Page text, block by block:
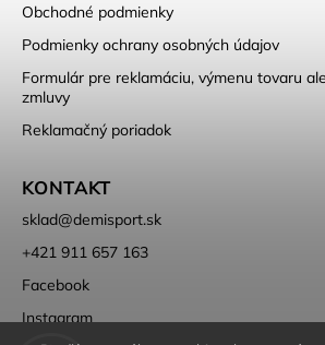
Obchodné podmienky
Podmienky ochrany osobných údajov
Formulár pre reklamáciu, výmenu tovaru
zmluvy
Reklamačný poriadok
KONTAKT
sklad@demisport.sk
+421 911 657 163
Facebook
Instagram